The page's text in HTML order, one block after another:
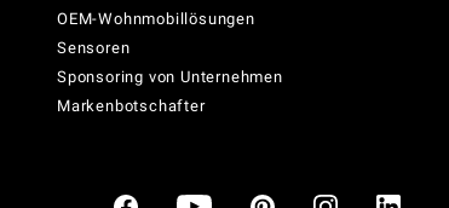
OEM-Wohnmobillösungen
Sensoren
Sponsoring von Unternehmen
Markenbotschafter